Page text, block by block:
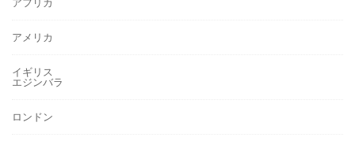
アフリカ
アメリカ
イギリス
エジンバラ
ロンドン